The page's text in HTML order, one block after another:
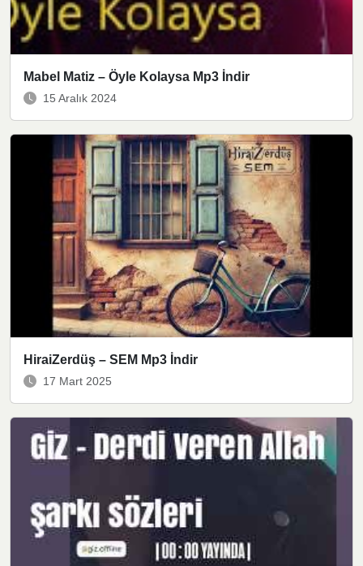
Mabel Matiz – Öyle Kolaysa Mp3 İndir
15 Aralık 2024
HiraiZerdüş – SEM Mp3 İndir
17 Mart 2025